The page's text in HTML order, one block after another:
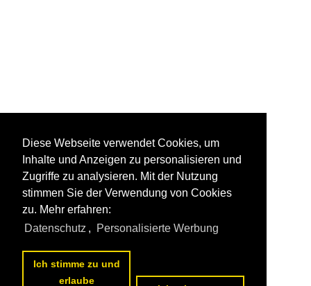
Diese Webseite verwendet Cookies, um
Inhalte und Anzeigen zu personalisieren und
Zugriffe zu analysieren. Mit der Nutzung
stimmen Sie der Verwendung von Cookies
zu. Mehr erfahren:
Datenschutz , Personalisierte Werbung
Ich stimme zu und
erlaube